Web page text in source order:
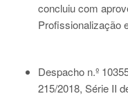
concluiu com
Profissionalização
Despacho n.º
215/2018, Série II